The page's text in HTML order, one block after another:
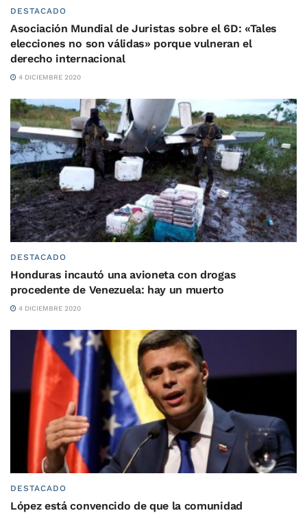
DESTACADO
Asociación Mundial de Juristas sobre el 6D: «Tales
elecciones no son válidas» porque vulneran el
derecho internacional
4 DICIEMBRE 2020
DESTACADO
Honduras incautó una avioneta con drogas
procedente de Venezuela: hay un muerto
4 DICIEMBRE 2020
DESTACADO
López está convencido de que la comunidad